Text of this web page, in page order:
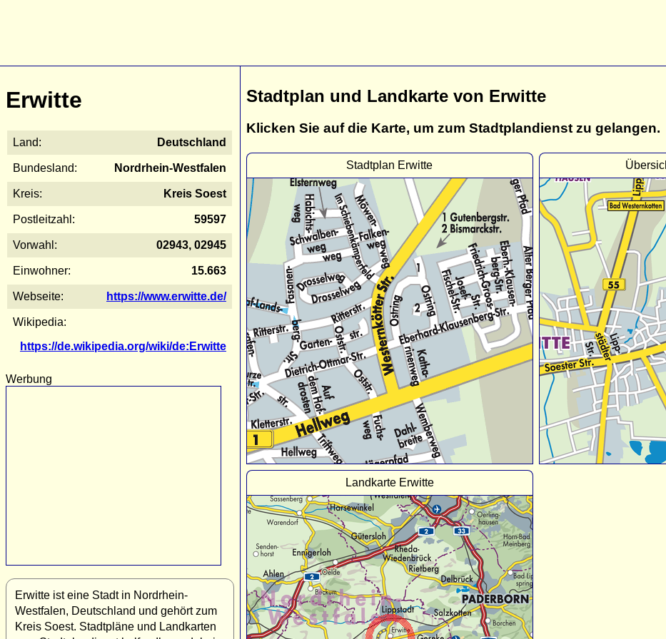
Erwitte
Land: Deutschland
Bundesland: Nordrhein-Westfalen
Kreis: Kreis Soest
Postleitzahl: 59597
Vorwahl: 02943, 02945
Einwohner: 15.663
Webseite: https://www.erwitte.de/
Wikipedia:
https://de.wikipedia.org/wiki/de:Erwitte
Werbung
Erwitte ist eine Stadt in Nordrhein-
Westfalen, Deutschland und gehört zum
Kreis Soest. Stadtpläne und Landkarten
Stadtplan und Landkarte von Erwitte
Klicken Sie auf die Karte, um zum Stadtplandienst zu gelangen.
Stadtplan Erwitte
Landkarte Erwitte